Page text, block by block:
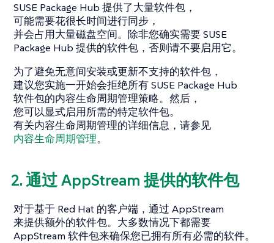
SUSE Package Hub 提供了大量软件包，
可能需要花很长时间进行同步，
并会占用大量磁盘空间。除非您确实需要 SUSE
Package Hub 提供的软件包，否则请不要启用它。
为了避免无意间安装或更新不支持的软件包，
建议您实施一开始会拒绝所有 SUSE Package Hub
软件包的内容生命周期管理策略。然后，
您可以显式启用所需的特定软件包。
有关内容生命周期管理的详细信息，请参见
内容生命周期管理。
2. 通过 AppStream 提供的软件包
对于基于 Red Hat 的客户端，通过 AppStream
来提供额外的软件包。大多数情况下都需要
AppStream 软件包来确保您已拥有所有必需的软件。